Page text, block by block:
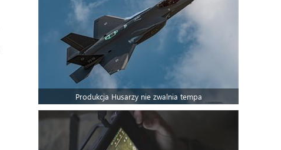
Produkcja Husarzy nie zwalnia tempa